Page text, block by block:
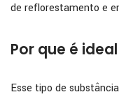
de reflorestamento e
Por que é
Esse tipo de